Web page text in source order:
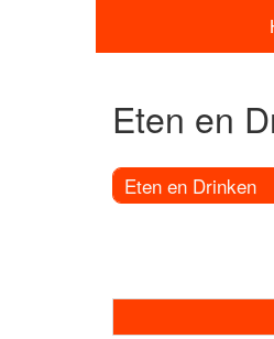
Eten en
Eten en Drinken